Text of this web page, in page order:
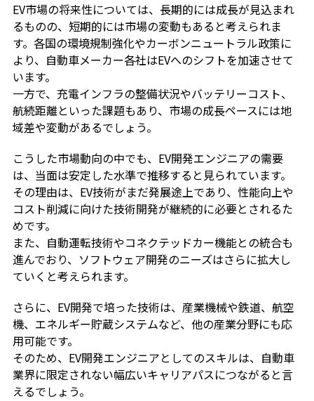
EV市場の将来性については、長期的には成長が見込まれ
るものの、短期的には市場の変動もあると考えられま
す。各国の環境規制強化やカーボンニュートラル政策に
より、自動車メーカー各社はEVへのシフトを加速させて
います。
一方で、充電インフラの整備状況やバッテリーコスト、
航続距離といった課題もあり、市場の成長ペースには地
域差や変動があるでしょう。
こうした市場動向の中でも、EV開発エンジニアの需要
は、当面は安定した水準で推移すると見られています。
その理由は、EV技術がまだ発展途上であり、性能向上や
コスト削減に向けた技術開発が継続的に必要とされるた
めです。
また、自動運転技術やコネクテッドカー機能との統合も
進んでおり、ソフトウェア開発のニーズはさらに拡大し
ていくと考えられます。
さらに、EV開発で培った技術は、産業機械や鉄道、航空
機、エネルギー貯蔵システムなど、他の産業分野にも応
用可能です。
そのため、EV開発エンジニアとしてのスキルは、自動車
業界に限定されない幅広いキャリアパスにつながると言
えるでしょう。